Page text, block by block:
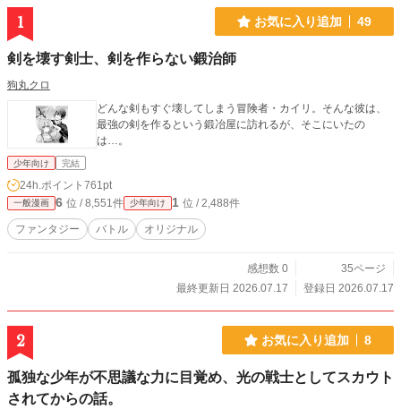
1 お気に入り追加 49
剣を壊す剣士、剣を作らない鍛治師
狗丸クロ
どんな剣もすぐ壊してしまう冒険者・カイリ。そんな彼は、
最強の剣を作るという鍛冶屋に訪れるが、そこにいたの
は…。
少年向け 完結
24h.ポイント 761pt
一般漫画 6 位 / 8,551件 少年向け 1 位 / 2,488件
ファンタジー バトル オリジナル
感想数 0
35ページ
最終更新日 2026.07.17
登録日 2026.07.17
2 お気に入り追加 8
孤独な少年が不思議な力に目覚め、光の戦士としてスカウト
されてからの話。